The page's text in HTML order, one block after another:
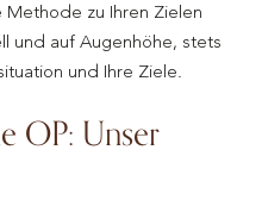
Methode zu Ihren Zielen
und auf Augenhöhe, stets
und Ihre Ziele.
OP: Unser